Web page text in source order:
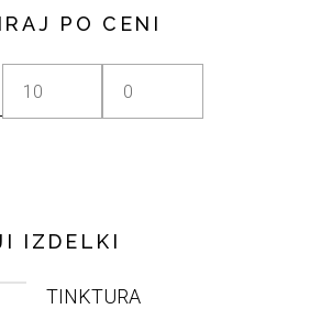
PO CENI
IZDELKI
TINKTURA